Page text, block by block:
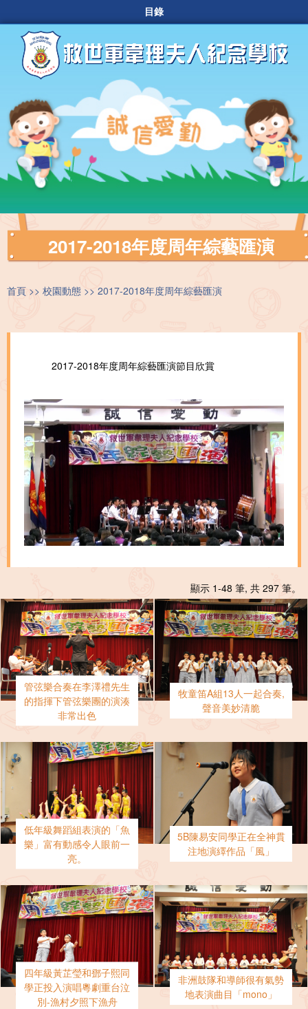
目錄
2017-2018年度周年綜藝匯演
首頁 校園動態 2017-2018年度周年綜藝匯演
2017-2018年度周年綜藝匯演節目欣賞
顯示 1-48 筆, 共 297 筆。
管弦樂合奏在李澤禮先生
的指揮下管弦樂團的演湊
非常出色
牧童笛A組13人一起合奏,
聲音美妙清脆
低年級舞蹈組表演的「魚
樂」富有動感令人眼前一
亮。
5B陳易安同學正在全神貫
注地演繹作品「風」
四年級黃芷瑩和鄧子熙同
學正投入演唱粵劇重台泣
別-漁村夕照下漁舟
非洲鼓隊和導師很有氣勢
地表演曲目「mono」